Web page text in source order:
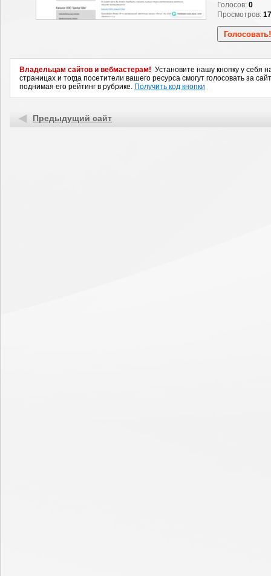
Голосов: 0
Просмотров:
Владельцам сайтов и вебмастерам! Установите нашу кнопку у себя
страницах и тогда посетители вашего ресурса смогут голосовать за
поднимая его рейтинг в рубрике. Получить код кнопки
Предыдущий сайт